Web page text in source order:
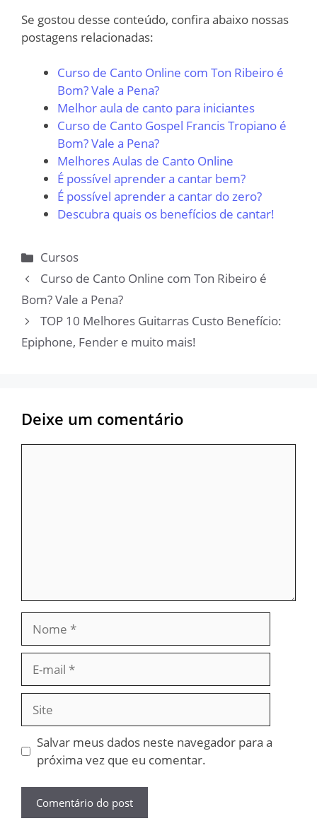
Se gostou desse conteúdo, confira abaixo nossas
postagens relacionadas:
Curso de Canto Online com Ton Ribeiro é
Bom? Vale a Pena?
Melhor aula de canto para iniciantes
Curso de Canto Gospel Francis Tropiano é
Bom? Vale a Pena?
Melhores Aulas de Canto Online
É possível aprender a cantar bem?
É possível aprender a cantar do zero?
Descubra quais os benefícios de cantar!
Categorias
Cursos
Curso de Canto Online com Ton Ribeiro é
Bom? Vale a Pena?
TOP 10 Melhores Guitarras Custo Benefício:
Epiphone, Fender e muito mais!
Deixe um comentário
mail
Site
Salvar meus dados neste navegador para a
próxima vez que eu comentar.